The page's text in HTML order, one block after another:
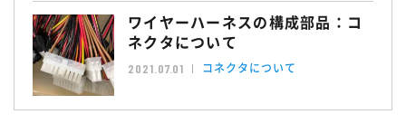
ワイヤーハーネスの構成部品：コ
ネクタについて
2021.07.01 コネクタについて